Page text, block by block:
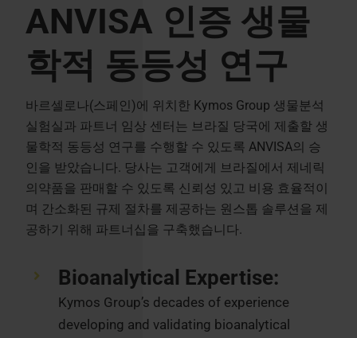
ANVISA 인증 생물
학적 동등성 연구
바르셀로나(스페인)에 위치한 Kymos Group 생물분석
실험실과 파트너 임상 센터는 브라질 당국에 제출할 생
물학적 동등성 연구를 수행할 수 있도록 ANVISA의 승
인을 받았습니다. 당사는 고객에게 브라질에서 제네릭
의약품을 판매할 수 있도록 신뢰성 있고 비용 효율적이
며 간소화된 규제 절차를 제공하는 원스톱 솔루션을 제
공하기 위해 파트너십을 구축했습니다.
Bioanalytical Expertise:
Kymos Group’s decades of experience
developing and validating bioanalytical